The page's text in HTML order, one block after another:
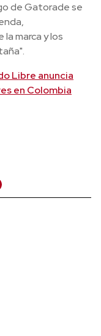
de Gatorade se
marca y los
Libre anuncia
en Colombia